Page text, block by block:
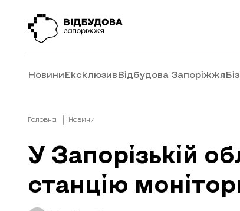
НовиниЕксклюзивВідбудова Запоріжжя
Головна Новини
У Запорізькій
станцію